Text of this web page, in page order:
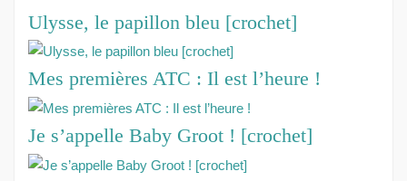
Ulysse, le papillon bleu [crochet]
Mes premières ATC : Il est l’heure !
Je s’appelle Baby Groot ! [crochet]